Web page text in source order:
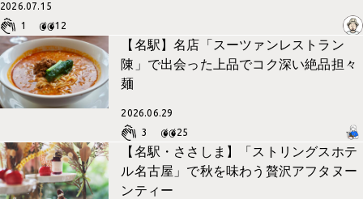
コーポレートサイト
WEBデザイン
UI・UX 設計
グラフィックデザイン
パッケージデザイン
イラスト
インタラクティブコンテンツ
考えかた
2026.07.15
1
12
【名駅】名店「スーツァンレストラン
陳」で出会った上品でコク深い絶品担々
麺
2026.06.29
3
25
【名駅・ささしま】「ストリングスホテ
ル名古屋」で秋を味わう贅沢アフタヌー
ンティー